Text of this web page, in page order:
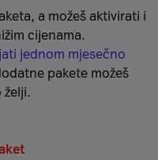
a možeš aktivirati i
cijenama.
jednom mjesečno
pakete možeš
želji.